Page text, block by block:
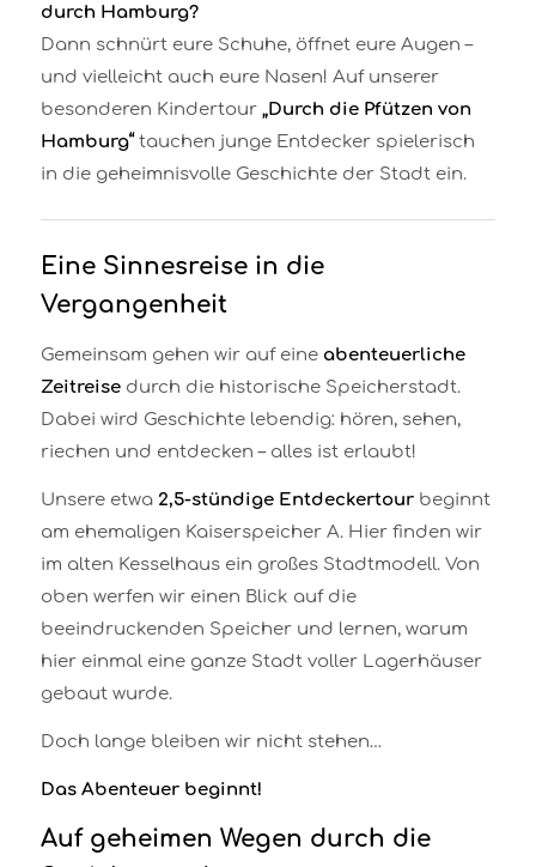
durch Hamburg?
Dann schnürt eure Schuhe, öffnet eure Augen –
und vielleicht auch eure Nasen! Auf unserer
besonderen Kindertour „Durch die Pfützen von
Hamburg“tauchen junge Entdecker spielerisch
in die geheimnisvolle Geschichte der Stadt ein.
Eine Sinnesreise in die
Vergangenheit
Gemeinsam gehen wir auf eine abenteuerliche
Zeitreisedurch die historische Speicherstadt.
Dabei wird Geschichte lebendig: hören, sehen,
riechen und entdecken – alles ist erlaubt!
Unsere etwa 2,5-stündige Entdeckertourbeginnt
am ehemaligen Kaiserspeicher A. Hier finden wir
im alten Kesselhaus ein großes Stadtmodell. Von
oben werfen wir einen Blick auf die
beeindruckenden Speicher und lernen, warum
hier einmal eine ganze Stadt voller Lagerhäuser
gebaut wurde.
Doch lange bleiben wir nicht stehen…
Das Abenteuer beginnt!
Auf geheimen Wegen durch die